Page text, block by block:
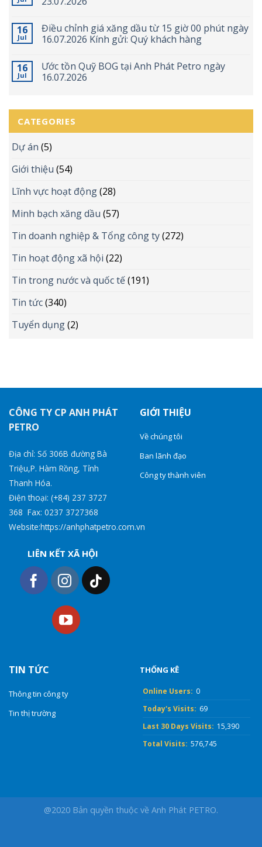
16
Jul
Điều chỉnh giá xăng dầu từ 15 giờ 00 phút ngày
16.07.2026 Kính gửi: Quý khách hàng
16
Jul
Ước tồn Quỹ BOG tại Anh Phát Petro ngày
16.07.2026
CATEGORIES
Dự án (5)
Giới thiệu (54)
Lĩnh vực hoạt động(28)
Minh bạch xăng dầu (57)
Tin doanh nghiệp & Tổng công ty(272)
Tin hoạt động xã hội (22)
Tin trong nước và quốc tế(191)
Tin tức(340)
Tuyển dụng(2)
CÔNG TY CP ANH PHÁT
PETRO
Địa chỉ: Số 306B đường Bà
Triệu,P. Hàm Rồng, Tỉnh
Thanh Hóa.
Điện thoại: (+84) 237 3727
368 Fax: 0237 3727368
Website:https://anhphatpetro.com.vn
LIÊN KẾT XÃ HỘI
GIỚI THIỆU
Về chúng tôi
Ban lãnh đạo
Công ty thành viên
TIN TỨC
Thông tin công ty
Tin thị trường
THỐNG KÊ
Online Users: 0
Today's Visits: 69
Last 30 Days Visits: 15,390
Total Visits: 576,745
@2020 Bản quyền thuộc về Anh Phát PETRO.